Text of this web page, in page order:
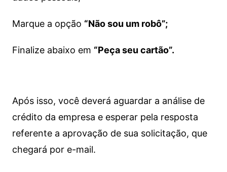
Marque a opção “Não sou um robô”;
Finalize abaixo em “Peça seu cartão”.
Após isso, você deverá aguardar a análise de
crédito da empresa e esperar pela resposta
referente a aprovação de sua solicitação, que
chegará por e-mail.